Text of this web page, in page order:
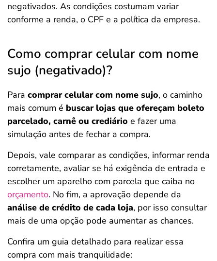
negativados. As condições costumam variar
conforme a renda, o CPF e a política da empresa.
Como comprar celular com nome
sujo (negativado)?
Para comprar celular com nome sujo, o caminho
mais comum é buscar lojas que ofereçam boleto
parcelado, carnê ou crediário e fazer uma
simulação antes de fechar a compra.
Depois, vale comparar as condições, informar renda
corretamente, avaliar se há exigência de entrada e
escolher um aparelho com parcela que caiba no
orçamento. No fim, a aprovação depende da
análise de crédito de cada loja, por isso consultar
mais de uma opção pode aumentar as chances.
Confira um guia detalhado para realizar essa
compra com mais tranquilidade: